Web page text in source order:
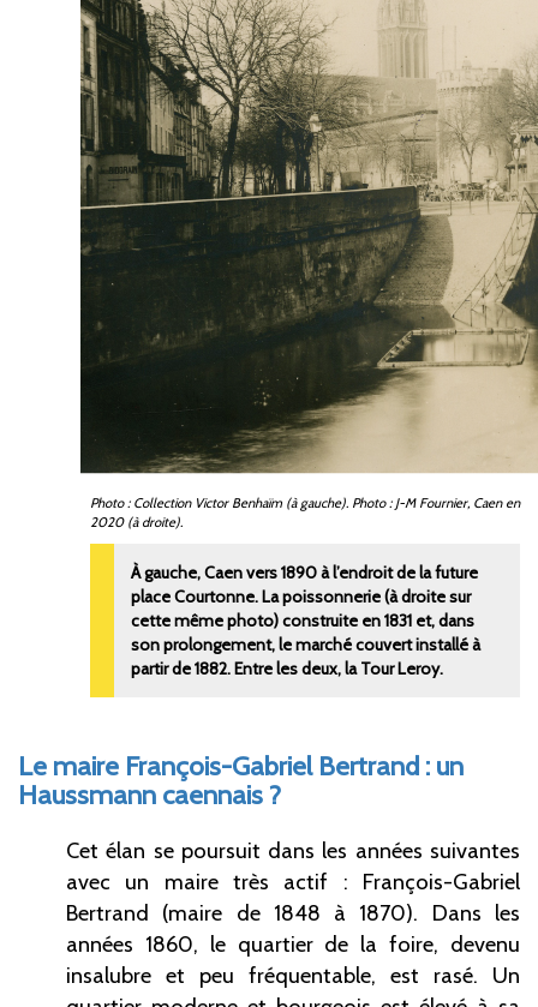
Photo : Collection Victor Benhaïm (à gauche). Photo : J-M Fournier, Caen en
2020 (à droite).
À gauche, Caen vers 1890 à l’endroit de la future
place Courtonne. La poissonnerie (à droite sur
cette même photo) construite en 1831 et, dans
son prolongement, le marché couvert installé à
partir de 1882. Entre les deux, la Tour Leroy.
Le maire François-Gabriel Bertrand : un
Haussmann caennais ?
Cet élan se poursuit dans les années suivantes
avec un maire très actif : François-Gabriel
Bertrand (maire de 1848 à 1870). Dans les
années 1860, le quartier de la foire, devenu
insalubre et peu fréquentable, est rasé. Un